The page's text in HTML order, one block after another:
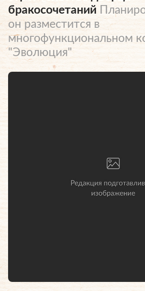
бракосочетаний
он разместится в
многофункциональном
"Эволюция"